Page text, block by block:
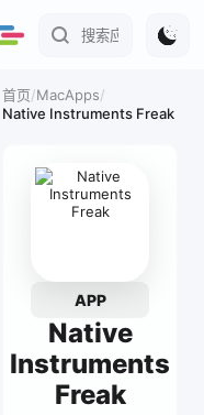
首页/MacApps/
Native Instruments Freak
APP
Native
Instruments
Freak